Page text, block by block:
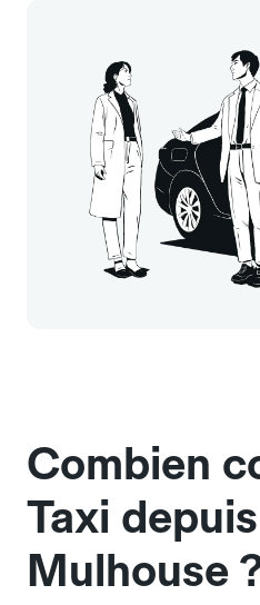
Combien
Taxi
Mulhouse